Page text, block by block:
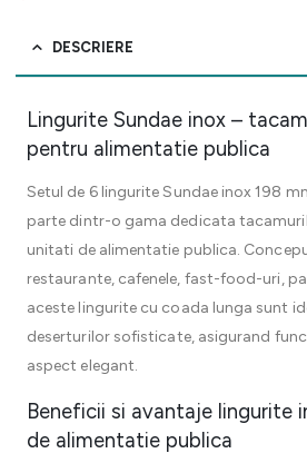
DESCRIERE
Lingurite Sundae inox –
pentru alimentatie publica
Setul de 6 lingurite Sundae inox 198
parte dintr-o gama dedicata
unitati de alimentatie publica.
restaurante, cafenele, fast-food-uri,
aceste lingurite cu coada lunga sunt
deserturilor sofisticate, asigurand
aspect elegant.
Beneficii si avantaje lingurite
de alimentatie publica